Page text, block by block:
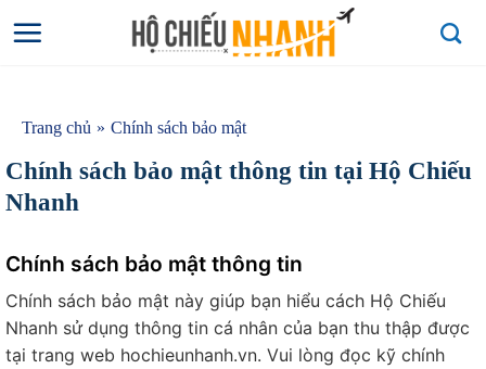
qua
Trang chủ Chính sách bảo mật
Chính sách bảo mật thông tin tại Hộ Chiếu
Nhanh
Chính sách bảo mật thông tin
Chính sách bảo mật này giúp bạn hiểu cách Hộ Chiếu
Nhanh sử dụng thông tin cá nhân của bạn thu thập được
tại trang web hochieunhanh.vn. Vui lòng đọc kỹ chính
Họ và tên của bạn
Điện thoại*